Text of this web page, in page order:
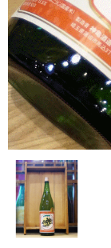
神亀 神亀酒造
隆・丹沢山 川
長珍 長珍酒造
天遊琳・伊勢
るみ子の酒・
大治郎・喜量
秋鹿・奥鹿 秋